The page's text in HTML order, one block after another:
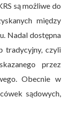
są możliwe do
między
Nadal dostępna
tradycyjny, czyli
przez
Obecnie w
sądowych,